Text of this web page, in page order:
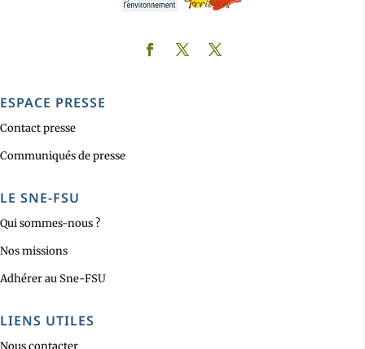
ESPACE PRESSE
Contact presse
Communiqués de presse
LE SNE-FSU
Qui sommes-nous ?
Nos missions
Adhérer au Sne-FSU
LIENS UTILES
Nous contacter